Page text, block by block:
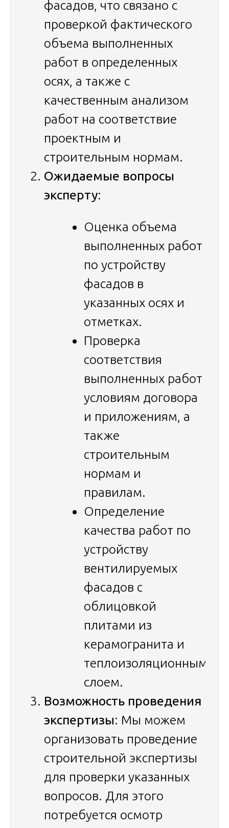
фасадов, что связано с
проверкой фактического
объема выполненных
работ в определенных
осях, а также с
качественным анализом
работ на соответствие
проектным и
строительным нормам.
Ожидаемые вопросы
эксперту:
Оценка объема
выполненных работ
по устройству
фасадов в
указанных осях и
отметках.
Проверка
соответствия
выполненных работ
условиям договора
и приложениям, а
также
строительным
нормам и
правилам.
Определение
качества работ по
устройству
вентилируемых
фасадов с
облицовкой
плитами из
керамогранита и
теплоизоляционным
слоем.
Возможность проведения
экспертизы: Мы можем
организовать проведение
строительной экспертизы
для проверки указанных
вопросов. Для этого
потребуется осмотр